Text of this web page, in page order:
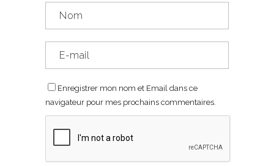
Enregistrer mon nom et Email dans ce
navigateur pour mes prochains commentaires.